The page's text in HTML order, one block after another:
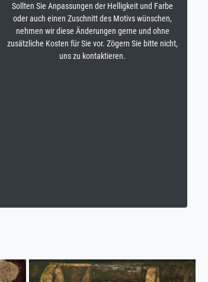
Sollten Sie Anpassungen der Helligkeit und Farbe
oder auch einen Zuschnitt des Motivs wünschen,
nehmen wir diese Änderungen gerne und ohne
zusätzliche Kosten für Sie vor. Zögern Sie bitte nicht,
uns zu kontaktieren.